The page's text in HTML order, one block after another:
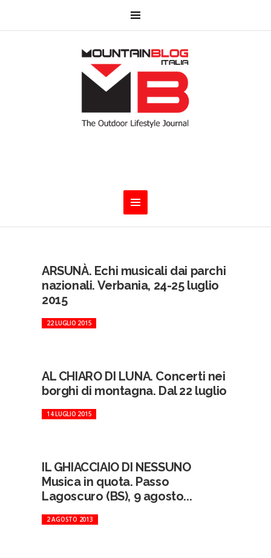
ARSUNÀ. Echi musicali dai parchi
nazionali. Verbania, 24-25 luglio
2015
22 LUGLIO 2015
AL CHIARO DI LUNA. Concerti nei
borghi di montagna. Dal 22 luglio
14 LUGLIO 2015
IL GHIACCIAIO DI NESSUNO
Musica in quota. Passo
Lagoscuro (BS), 9 agosto...
2 AGOSTO 2013